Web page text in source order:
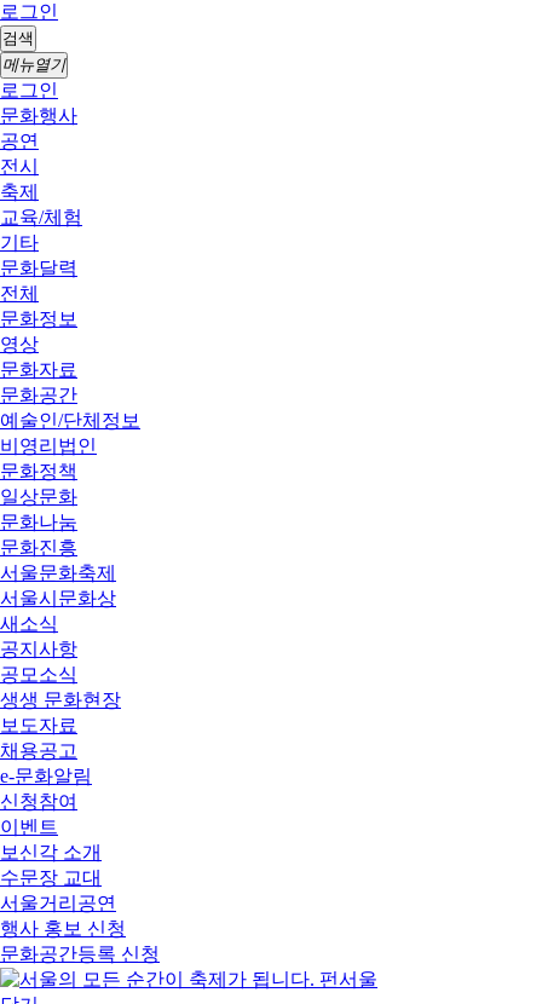
로그인
검색
메뉴열기
로그인
문화행사
공연
전시
축제
교육/체험
기타
문화달력
전체
문화정보
영상
문화자료
문화공간
예술인/단체정보
비영리법인
문화정책
일상문화
문화나눔
문화진흥
서울문화축제
서울시문화상
새소식
공지사항
공모소식
생생 문화현장
보도자료
채용공고
e-문화알림
신청참여
이벤트
보신각 소개
수문장 교대
서울거리공연
행사 홍보 신청
문화공간등록 신청